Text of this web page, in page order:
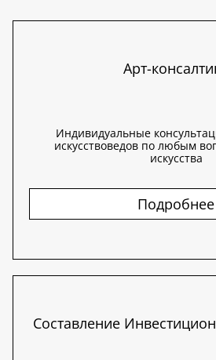
Арт-
Индивидуальные
искусствоведов по любым
искусства
Подробнее
Составление